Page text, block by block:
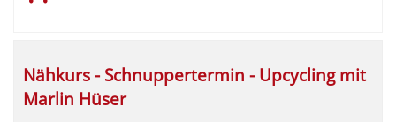
Nähkurs - Schnuppertermin - Upcycling mit
Marlin Hüser